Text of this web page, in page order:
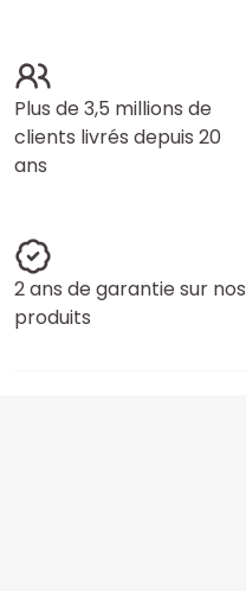
Plus de 3,5 millions de
clients livrés depuis 20
ans
2 ans de garantie sur nos
produits